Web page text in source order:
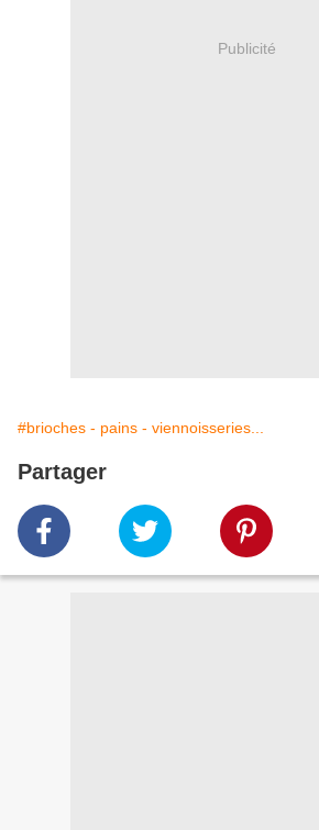
Publicité
#brioches - pains - viennoisseries...
Partager